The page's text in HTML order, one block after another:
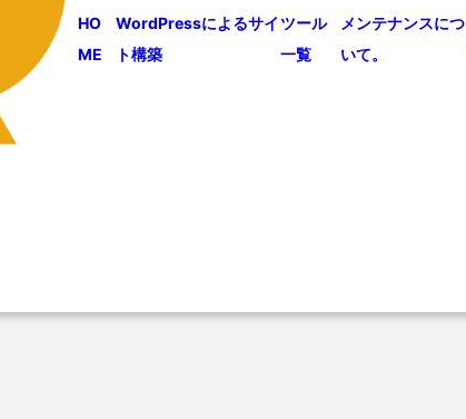
HO
ME
WordPressによるサイ
ト構築
ツール
一覧
メンテナンスにつ
いて。